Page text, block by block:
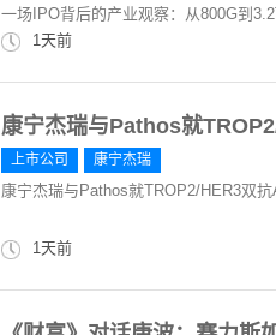
一场IPO背后的产业观察：从800G到
1天前
康宁杰瑞与Pathos就
上市公司 康宁杰瑞
康宁杰瑞与Pathos就TROP2/HER3双
1天前